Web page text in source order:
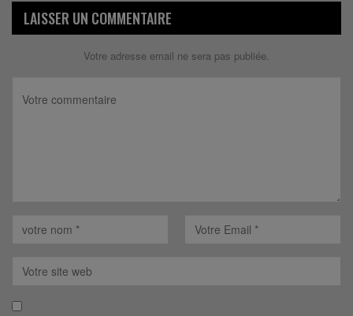
LAISSER UN COMMENTAIRE
Votre adresse email ne sera pas publiée.